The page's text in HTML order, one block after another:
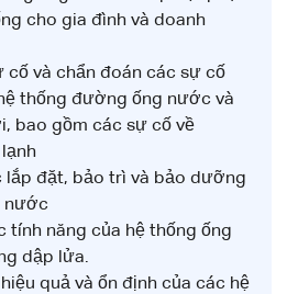
cho gia đình và doanh
cố và chẩn đoán các sự cố
thống đường ống nước và
bao gồm các sự cố về
lắp đặt, bảo trì và bảo dưỡng
nước
tính năng của hệ thống ống
dập lửa.
quả và ổn định của các hệ